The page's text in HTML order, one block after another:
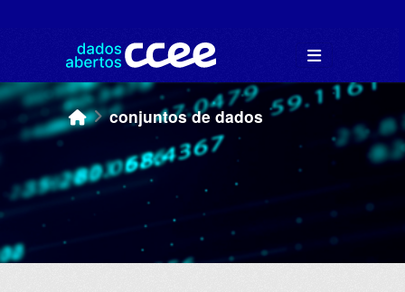
conjuntos de dados